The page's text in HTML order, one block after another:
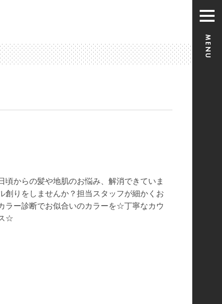
からの髪や地肌のお悩み、解消できていま
りをしませんか？担当スタッフが細かくお
ラー診断でお似合いのカラーを☆丁寧なカウ
☆